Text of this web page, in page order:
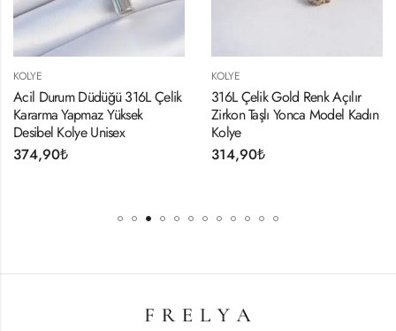
KOLYE
Acil Durum Düdüğü 316L Çelik
Kararma Yapmaz Yüksek
Desibel Kolye Unisex
374,90₺
KOLYE
316L Çelik Gold Renk Açılır
Zirkon Taşlı Yonca Model Kadın
Kolye
314,90₺